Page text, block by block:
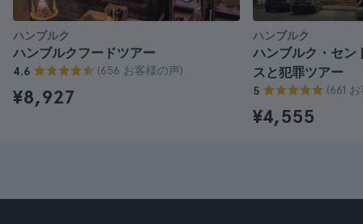
ハンブルク
ハンブルクフードツアー
4.6 (656 お客様の声)
¥8,927
ハンブルク
ハンブルク・セン
スと犯罪ツアー
5 (661
¥4,555